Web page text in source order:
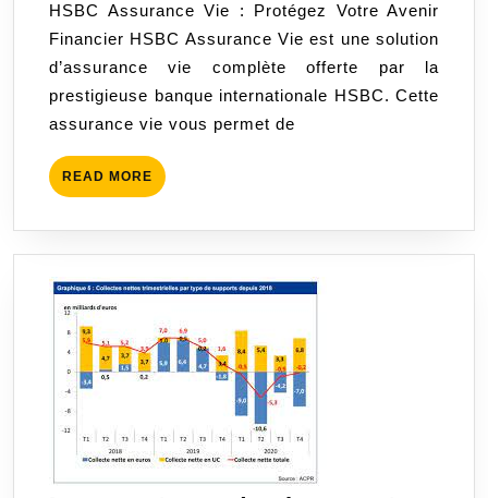
avec
HSBC
Vie
HSBC Assurance Vie : Protégez Votre Avenir
Financier HSBC Assurance Vie est une solution
d’assurance vie complète offerte par la
prestigieuse banque internationale HSBC. Cette
assurance vie vous permet de
READ MORE READ
MORE